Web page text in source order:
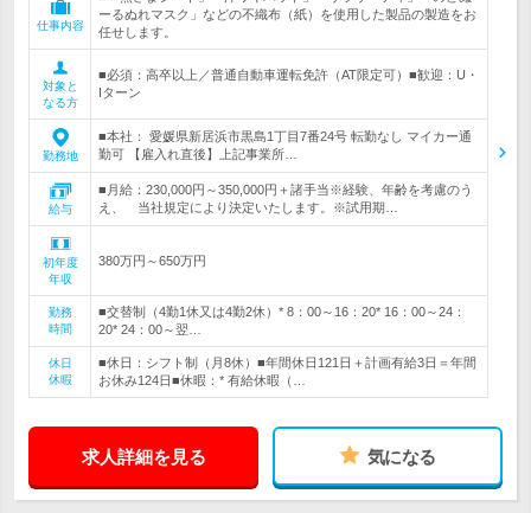
仕事内容
ーるぬれマスク」などの不織布（紙）を使用した製品の製造をお
任せします。
対象と
なる方
■必須：高卒以上／普通自動車運転免許（AT限定可）■歓迎：U・
Iターン
勤務地
■本社： 愛媛県新居浜市黒島1丁目7番24号 転勤なし マイカー通
勤可 【雇入れ直後】上記事業所…
給与
■月給：230,000円～350,000円＋諸手当※経験、年齢を考慮のう
え、 当社規定により決定いたします。※試用期…
初年度
年収
380万円～650万円
勤務
時間
■交替制（4勤1休又は4勤2休）* 8：00～16：20* 16：00～24：
20* 24：00～翌…
休日
休暇
■休日：シフト制（月8休）■年間休日121日＋計画有給3日＝年間
お休み124日■休暇：* 有給休暇（…
求人詳細を見る 気になる